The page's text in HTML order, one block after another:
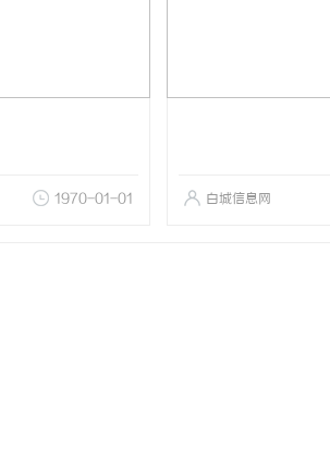
1970-01-01 白城信息网